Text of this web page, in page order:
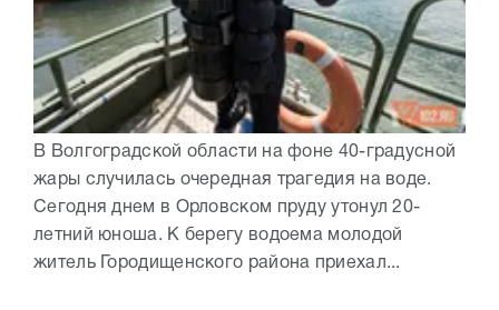
В Волгоградской области на фоне 40-градусной
жары случилась очередная трагедия на воде.
Сегодня днем в Орловском пруду утонул 20-
летний юноша. К берегу водоема молодой
житель Городищенского района приехал...